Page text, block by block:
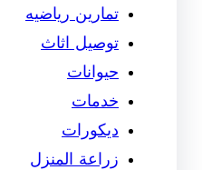
تمارين رياضيه
توصيل اثاث
حيوانات
خدمات
ديكورات
زراعة المنزل